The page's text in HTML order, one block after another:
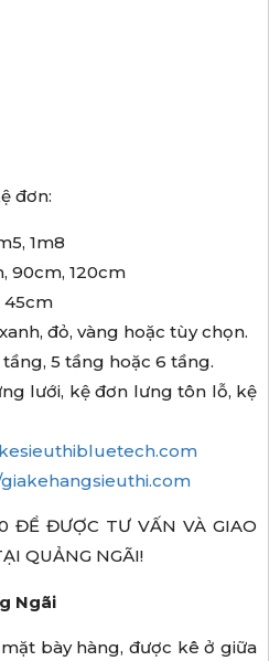
đơn:
1m8
90cm, 120cm
45cm
đỏ, vàng hoặc tùy chọn.
5 tầng hoặc 6 tầng.
lưới, kệ đơn lưng tôn lỗ, kệ
ĐỂ ĐƯỢC TƯ VẤN VÀ GIAO
QUẢNG NGÃI!
Ngãi
bày hàng, được kê ở giữa